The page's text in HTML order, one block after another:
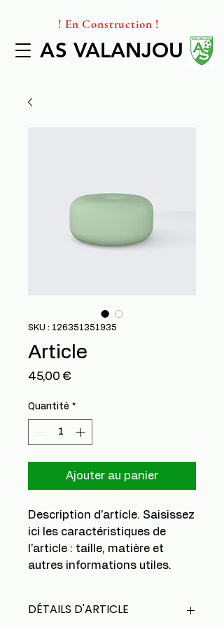
! En Construction !
AS VALANJOU
AS VALANJOU
SKU : 126351351935
Article
45,00 €
Quantité *
Ajouter au panier
Description d'article. Saisissez
ici les caractéristiques de
l'article : taille, matière et
autres informations utiles.
DÉTAILS D'ARTICLE